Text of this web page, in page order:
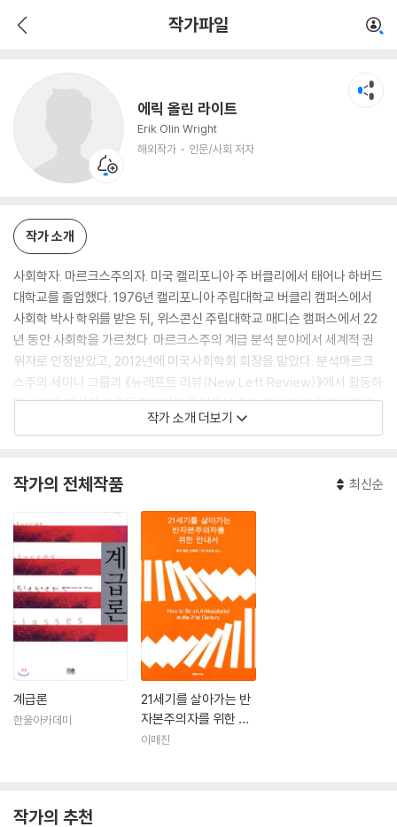
작가파일
에릭 올린 라이트
Erik Olin Wright
해외작가
인문/사회 저자
인문/사회 저자
작가 소개
사회학자. 마르크스주의자. 미국 캘리포니아 주 버클리에서 태어나 하버드
대학교를 졸업했다. 1976년 캘리포니아 주립대학교 버클리 캠퍼스에서
사회학 박사 학위를 받은 뒤, 위스콘신 주립대학교 매디슨 캠퍼스에서 22
년 동안 사회학을 가르쳤다. 마르크스주의 계급 분석 분야에서 세계적 권
위자로 인정받았고, 2012년에 미국사회학회 회장을 맡았다. 분석마르크
스주의 세미나 그룹과 《뉴레프트 리뷰(New Left Review)》에서 활동하
면서 계급 분석의 새로운 패러다임을 만들어내고, ‘현실적 유토피아 프로
젝트(Real Utopia Project)’를 이끌며 대안적 정치경제 체제를 연구했
의자였다.
작가 소개 더보기
작가의 전체작품 최신순
계급론
한울아카데미
21세기를 살아가는 반
자본주의자를 위한 안
내서
이매진
작가의 추천